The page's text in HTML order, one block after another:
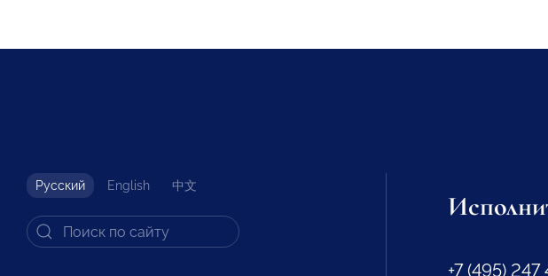
Русский English 中文
+7 (495) 247